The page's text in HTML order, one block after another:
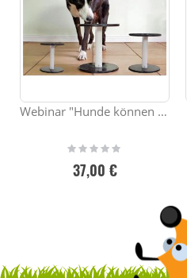
Webinar "Hunde können Konzepte lernen"
Rating:
0%
37,00 €